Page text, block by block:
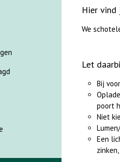
Hier vind
We
Let
Bij
poort
Niet
Een